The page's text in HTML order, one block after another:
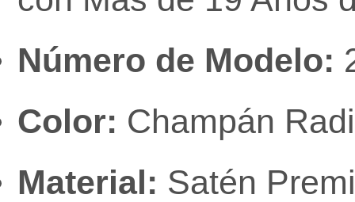
Número de Modelo:
Color: Champán
Material: Satén